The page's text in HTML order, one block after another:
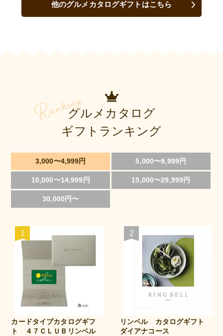
他のグルメカタログギフトはこちら
グルメカタログ
ギフトランキング
3,000〜4,999円 5,000〜9,999円
10,000〜14,999円 15,000〜29,999円
30,000円〜
カードタイプカタログギフ
ト ４７ＣＬＵＢリンベル
リンベル カタログギフト
ダイアナコース